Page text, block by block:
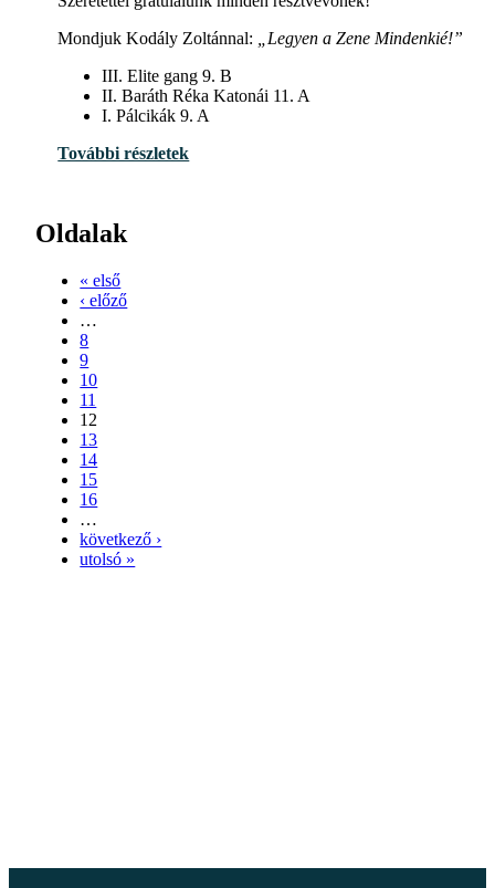
Mondjuk Kodály Zoltánnal:
„Legyen a Zene Mindenkié!”
III. Elite gang 9. B
II. Baráth Réka Katonái 11. A
I. Pálcikák 9. A
További részletek
Oldalak
« első
‹ előző
…
8
9
10
11
12
13
14
15
16
…
következő ›
utolsó »